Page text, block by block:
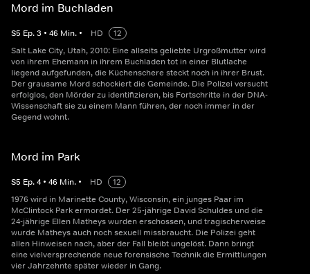
Mord im Buchladen
S5 Ep.3 • 46 Min. • HD
12
Salt Lake City, Utah, 2010: Eine allseits geliebte Urgroßmutter wird
von ihrem Ehemann in ihrem Buchladen tot in einer Blutlache
liegend aufgefunden, die Küchenschere steckt noch in ihrer Brust.
Der grausame Mord schockiert die Gemeinde. Die Polizei versucht
erfolglos, den Mörder zu identifizieren, bis Fortschritte in der DNA-
Wissenschaft sie zu einem Mann führen, der noch immer in der
Gegend wohnt.
Mord im Park
S5 Ep.4 • 46 Min. • HD
12
1976 wird in Marinette County, Wisconsin, ein junges Paar im
McClintock Park ermordet. Der 25-jährige David Schuldes und die
24-jährige Ellen Matheys wurden erschossen, und tragischerweise
wurde Matheys auch noch sexuell missbraucht. Die Polizei geht
allen Hinweisen nach, aber der Fall bleibt ungelöst. Dann bringt
eine vielversprechende neue forensische Technik die Ermittlungen
vier Jahrzehnte später wieder in Gang.